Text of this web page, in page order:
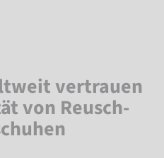
vertrauen
von Reusch-